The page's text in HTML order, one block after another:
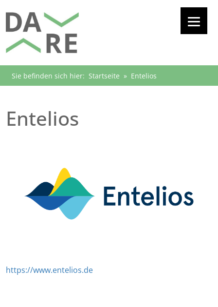
Sie befinden sich hier: Startseite » Entelios
Entelios
https://www.entelios.de